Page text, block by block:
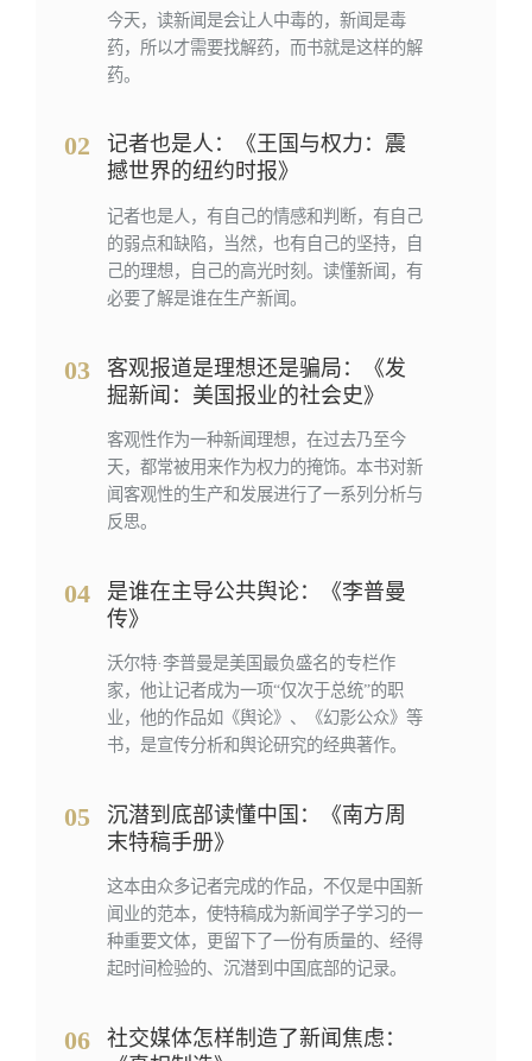
今天，读新闻是会让人中毒的，新闻是毒
药，所以才需要找解药，而书就是这样的解
药。
02
记者也是人：《王国与权⼒：震
撼世界的纽约时报》
记者也是人，有自己的情感和判断，有自己
的弱点和缺陷，当然，也有自己的坚持，自
己的理想，自己的高光时刻。读懂新闻，有
必要了解是谁在生产新闻。
03
客观报道是理想还是骗局：《发
掘新闻：美国报业的社会史》
客观性作为一种新闻理想，在过去乃至今
天，都常被用来作为权力的掩饰。本书对新
闻客观性的生产和发展进行了一系列分析与
反思。
04
是谁在主导公共舆论：《李普曼
传》
沃尔特·李普曼是美国最负盛名的专栏作
家，他让记者成为一项“仅次于总统”的职
业，他的作品如《舆论》、《幻影公众》等
书，是宣传分析和舆论研究的经典著作。
05
沉潜到底部读懂中国：《南⽅周
末特稿⼿册》
这本由众多记者完成的作品，不仅是中国新
闻业的范本，使特稿成为新闻学子学习的一
种重要文体，更留下了一份有质量的、经得
起时间检验的、沉潜到中国底部的记录。
06
社交媒体怎样制造了新闻焦虑：